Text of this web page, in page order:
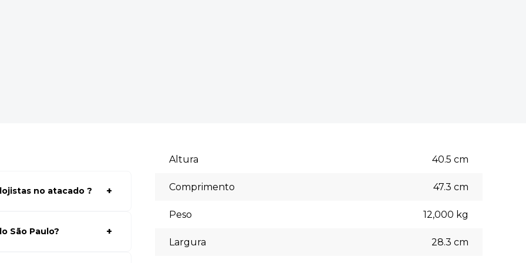
no atacado ?
São Paulo?
Altura 40.5 cm
Comprimento 47.3 cm
Peso 12,000 kg
Largura 28.3 cm